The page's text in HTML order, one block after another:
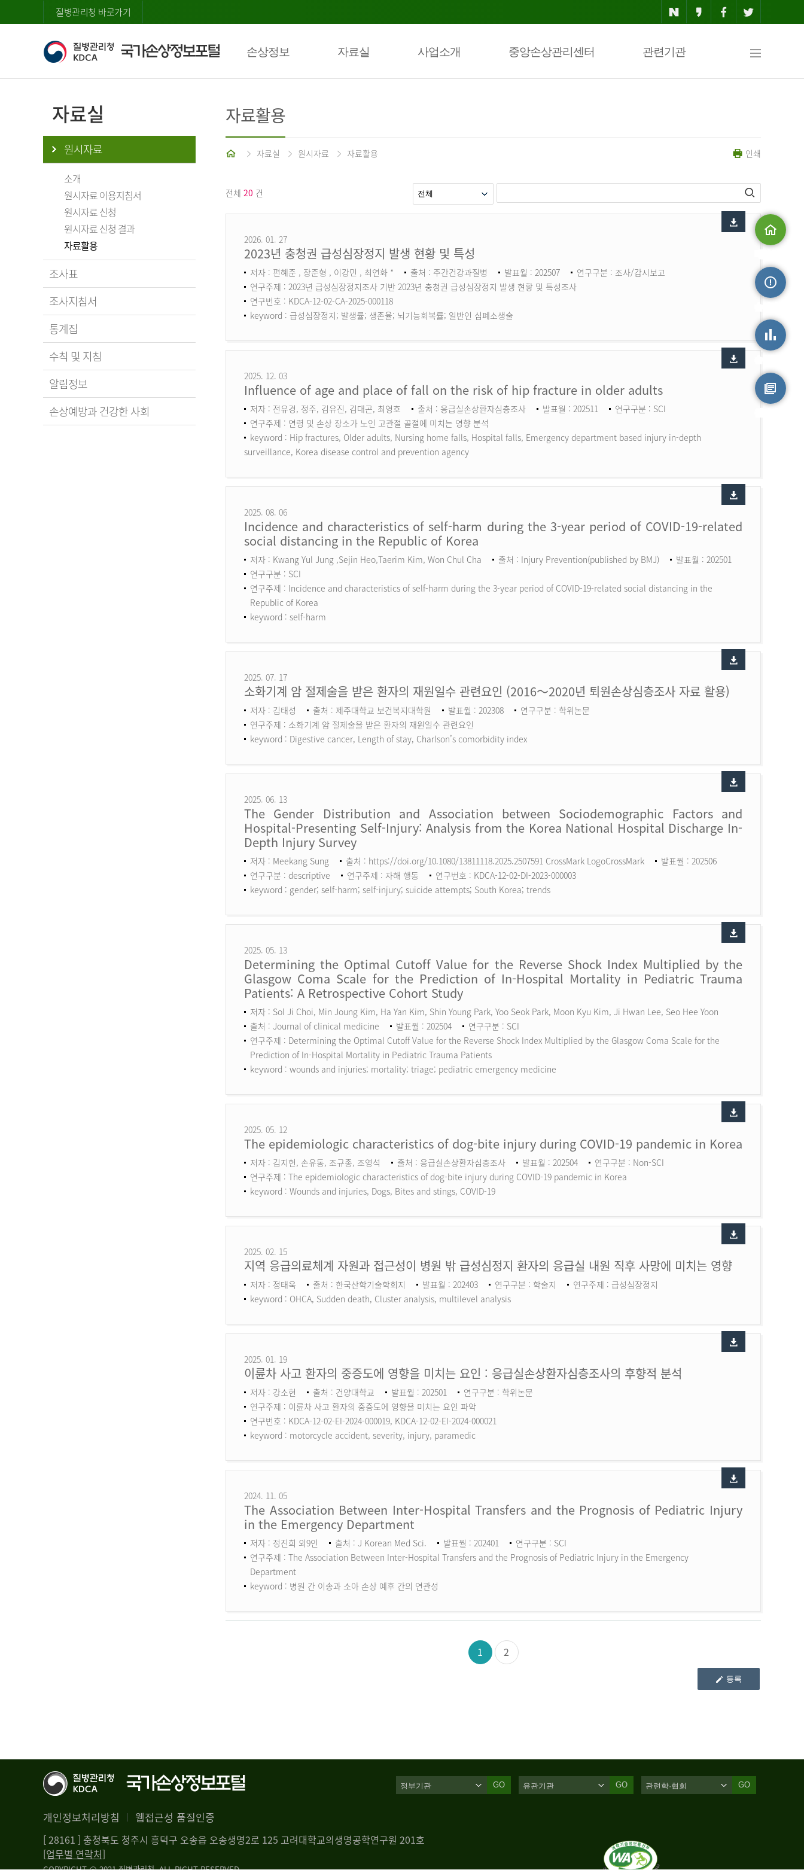
질병관리청 바로가기
손상정보 자료실 사업소개 중앙손상관리센터 관련기관
맵
자료실
원시자료
소개
원시자료 이용지침서
원시자료 신청
원시자료 신청 결과
자료활용
조사표
조사지침서
통계집
수칙 및 지침
알림정보
손상예방과 건강한 사회
자료활용
홈 자료실 원시자료 자료활용 인쇄
전체 20 건
2026. 01. 27
2023년 충청권 급성심장정지 발생 현황 및 특성
저자 : 편혜준 , 장준형 , 이강민 , 최연화 * 출처 : 주간건강과질병 발표월 : 202507
연구구분 : 조사/감시보고
연구주제 : 2023년 급성심장정지조사 기반 2023년 충청권 급성심장정지 발생 현황 및 특성조사
연구번호 : KDCA-12-02-CA-2025-000118
keyword : 급성심장정지; 발생률; 생존율; 뇌기능회복률; 일반인 심폐소생술
2025. 12. 03
Influence of age and place of fall on the risk of hip fracture in older adults
저자 : 전유경, 정주, 김유진, 김대곤, 최영호 출처 : 응급실손상환자심층조사 발표월 : 202511
연구구분 : SCI
연구주제 : 연령 및 손상 장소가 노인 고관절 골절에 미치는 영향 분석
keyword : Hip fractures, Older adults, Nursing home falls, Hospital falls, Emergency department based injury in-depth
surveillance, Korea disease control and prevention agency
2025. 08. 06
Incidence and characteristics of self-harm during the 3-year period of COVID-19-related
social distancing in the Republic of Korea
저자 : Kwang Yul Jung ,Sejin Heo,Taerim Kim, Won Chul Cha 출처 : Injury Prevention(published by BMJ)
발표월 : 202501
연구구분 : SCI
연구주제 : Incidence and characteristics of self-harm during the 3-year period of COVID-19-related social distancing in the
Republic of Korea
keyword : self-harm
2025. 07. 17
소화기계 암 절제술을 받은 환자의 재원일수 관련요인 (2016～2020년 퇴원손상심층조사 자료 활용)
저자 : 김태성 출처 : 제주대학교 보건복지대학원 발표월 : 202308
연구구분 : 학위논문
연구주제 : 소화기계 암 절제술을 받은 환자의 재원일수 관련요인
keyword : Digestive cancer, Length of stay, Charlson’s comorbidity index
2025. 06. 13
The Gender Distribution and Association between Sociodemographic Factors and
Hospital-Presenting Self-Injury: Analysis from the Korea National Hospital Discharge In-
Depth Injury Survey
저자 : Meekang Sung 출처 : https://doi.org/10.1080/13811118.2025.2507591 CrossMark LogoCrossMark
발표월 : 202506
연구구분 : descriptive
연구주제 : 자해 행동
연구번호 : KDCA-12-02-DI-2023-000003
keyword : gender; self-harm; self-injury; suicide attempts; South Korea; trends
2025. 05. 13
Determining the Optimal Cutoff Value for the Reverse Shock Index Multiplied by the
Glasgow Coma Scale for the Prediction of In-Hospital Mortality in Pediatric Trauma
Patients: A Retrospective Cohort Study
저자 : Sol Ji Choi, Min Joung Kim, Ha Yan Kim, Shin Young Park, Yoo Seok Park, Moon Kyu Kim, Ji Hwan Lee, Seo Hee Yoon
출처 : Journal of clinical medicine
발표월 : 202504
연구구분 : SCI
연구주제 : Determining the Optimal Cutoff Value for the Reverse Shock Index Multiplied by the Glasgow Coma Scale for the
Prediction of In-Hospital Mortality in Pediatric Trauma Patients
keyword : wounds and injuries; mortality; triage; pediatric emergency medicine
2025. 05. 12
The epidemiologic characteristics of dog-bite injury during COVID-19 pandemic in Korea
저자 : 김지헌, 손유동, 조규종, 조영석 출처 : 응급실손상환자심층조사 발표월 : 202504
연구구분 : Non-SCI
연구주제 : The epidemiologic characteristics of dog-bite injury during COVID-19 pandemic in Korea
keyword : Wounds and injuries, Dogs, Bites and stings, COVID-19
2025. 02. 15
지역 응급의료체계 자원과 접근성이 병원 밖 급성심정지 환자의 응급실 내원 직후 사망에 미치는 영향
저자 : 정태욱 출처 : 한국산학기술학회지 발표월 : 202403 연구구분 : 학술지
연구주제 : 급성심장정지
keyword : OHCA, Sudden death, Cluster analysis, multilevel analysis
2025. 01. 19
이륜차 사고 환자의 중증도에 영향을 미치는 요인 : 응급실손상환자심층조사의 후향적 분석
저자 : 강소현 출처 : 건양대학교 발표월 : 202501
연구구분 : 학위논문
연구주제 : 이륜차 사고 환자의 중증도에 영향을 미치는 요인 파악
연구번호 : KDCA-12-02-EI-2024-000019, KDCA-12-02-EI-2024-000021
keyword : motorcycle accident, severity, injury, paramedic
2024. 11. 05
The Association Between Inter-Hospital Transfers and the Prognosis of Pediatric Injury
in the Emergency Department
저자 : 정진희 외9인 출처 : J Korean Med Sci. 발표월 : 202401
연구구분 : SCI
연구주제 : The Association Between Inter-Hospital Transfers and the Prognosis of Pediatric Injury in the Emergency
Department
keyword : 병원 간 이송과 소아 손상 예후 간의 연관성
1 2
등록
개인정보처리방침 웹접근성 품질인증
GO GO GO
[ 28161 ] 충청북도 청주시 흥덕구 오송읍 오송생명2로 125 고려대학교의생명공학연구원 201호
[업무별 연락처]
COPYRIGHT @ 2021 질병관리청. ALL RIGHT RESERVED
손상정보
손상통계